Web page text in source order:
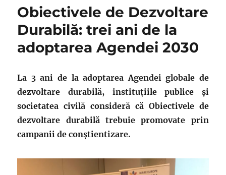
toţi”
pentru
asigurarea
securităţii
Obiectivele de Dezvoltare
Durabilă: trei ani de la
adoptarea Agendei 2030
La 3 ani de la adoptarea Agendei globale de
dezvoltare durabilă, instituțiile publice și
societatea civilă consideră că Obiectivele de
dezvoltare durabilă trebuie promovate prin
campanii de conștientizare.